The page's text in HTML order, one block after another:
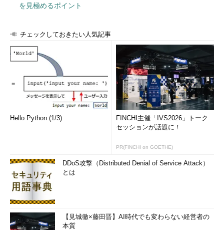
を見極めるポイント
チェックしておきたい人気記事
Hello Python (1/3)
FINCHI主催「IVS2026」トーク
セッションが話題に！
PR(FINCHI on GOETHE)
DDoS攻撃（Distributed Denial of Service Attack）
とは
【見城徹×藤田晋】AI時代でも変わらない経営者の
本質